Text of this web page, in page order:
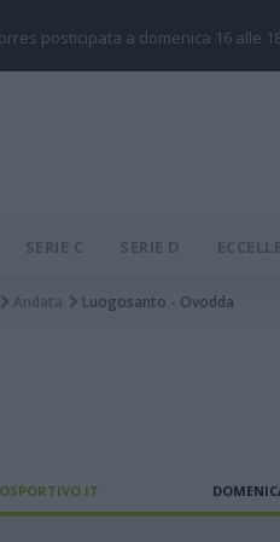
posticipata a domenica 16 alle
SERIE C SERIE D
Andata Luogosanto - Ovodda